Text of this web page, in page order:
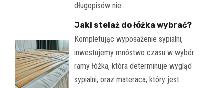
długopisów nie…
Jaki stelaż do łóżka wybrać?
Kompletując wyposażenie sypialni,
inwestujemy mnóstwo czasu w wybór
ramy łóżka, która determinuje wygląd
sypialni, oraz materaca, który jest